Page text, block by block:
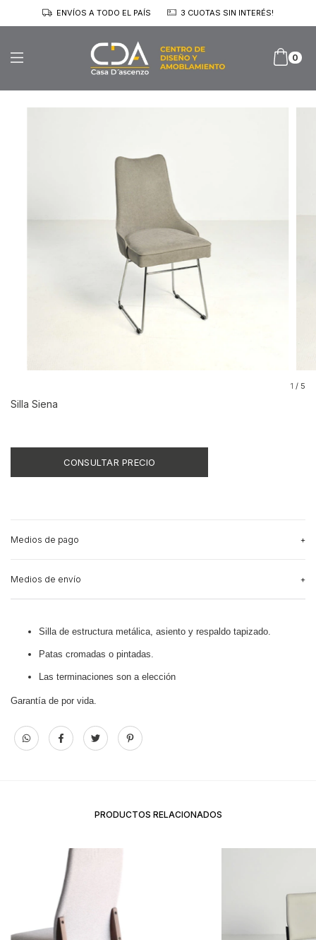
ENVÍOS A TODO EL PAÍS 3 CUOTAS SIN INTERÉS!
0
1 / 5
Silla Siena
Medios de pago
Medios de envío
Silla de estructura metálica, asiento y respaldo tapizado.
Patas cromadas o pintadas.
Las terminaciones son a elección
Garantía de por vida.
PRODUCTOS RELACIONADOS